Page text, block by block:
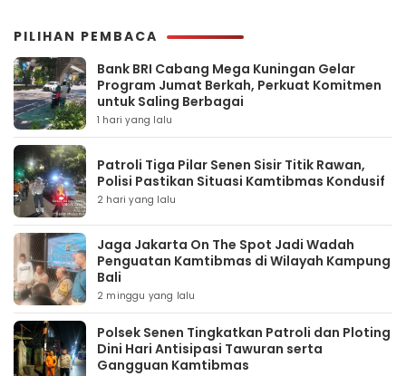
PILIHAN PEMBACA
Bank BRI Cabang Mega Kuningan Gelar
Program Jumat Berkah, Perkuat Komitmen
untuk Saling Berbagai
1 hari yang lalu
Patroli Tiga Pilar Senen Sisir Titik Rawan,
Polisi Pastikan Situasi Kamtibmas Kondusif
2 hari yang lalu
Jaga Jakarta On The Spot Jadi Wadah
Penguatan Kamtibmas di Wilayah Kampung
Bali
2 minggu yang lalu
Polsek Senen Tingkatkan Patroli dan Ploting
Dini Hari Antisipasi Tawuran serta
Gangguan Kamtibmas